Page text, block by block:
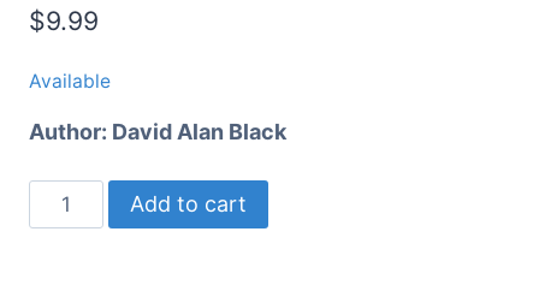
$9.99
Available
Author: David Alan Black
Sept
marques
Add to cart